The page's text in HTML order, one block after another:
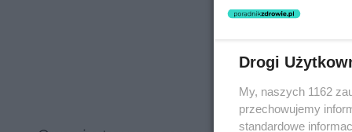
Drogi
My, naszych 1162
przechowujemy
standardowe